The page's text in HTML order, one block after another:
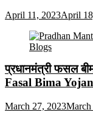
April 11, 2023April
प्रधानमंत्री फसल
Fasal Bima
March 27, 2023March